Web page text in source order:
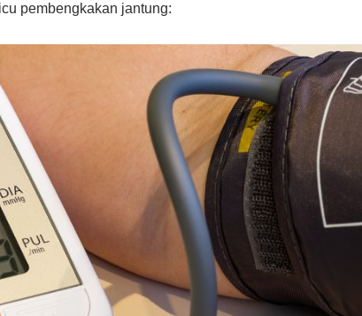
pembengkakan jantung: